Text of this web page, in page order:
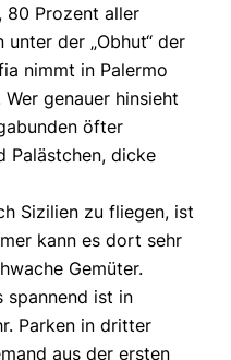
80 Prozent aller
der „Obhut“ der
nimmt in Palermo
genauer hinsieht
öfter
Palästchen, dicke
Sizilien zu fliegen, ist
kann es dort sehr
Gemüter.
spannend ist in
Parken in dritter
aus der ersten